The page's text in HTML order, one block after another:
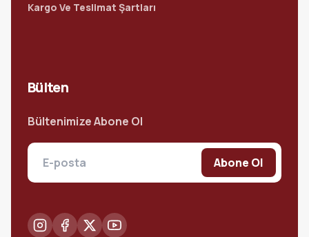
Kargo Ve Teslimat Şartları
Bülten
Bültenimize Abone Ol
Abone Ol